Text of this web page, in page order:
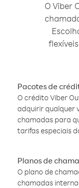
O Viber
Pacotes de
O crédito Viber
adquirir qualquer
chamadas para
tarifas especiais
Planos de
O plano de
chamadas